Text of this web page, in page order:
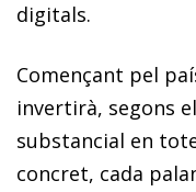
digitals.
Començant pel
invertirà, segons
substancial en
concret, cada